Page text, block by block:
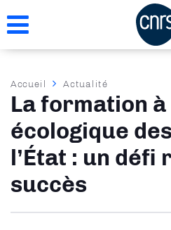
au
Fil
d'Ariane
Accueil Actualité
La formation
écologique
l’État : un défi
succès